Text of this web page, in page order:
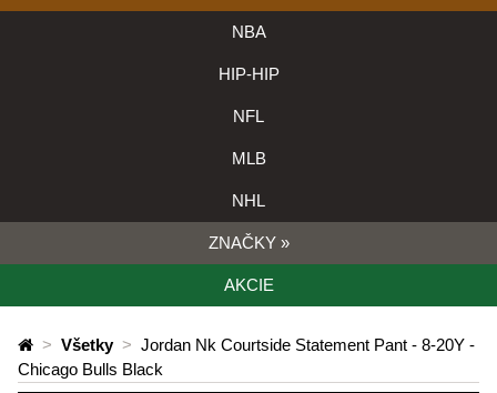
NBA
HIP-HIP
NFL
MLB
NHL
ZNAČKY »
AKCIE
> Všetky > Jordan Nk Courtside Statement Pant - 8-20Y -
Chicago Bulls Black